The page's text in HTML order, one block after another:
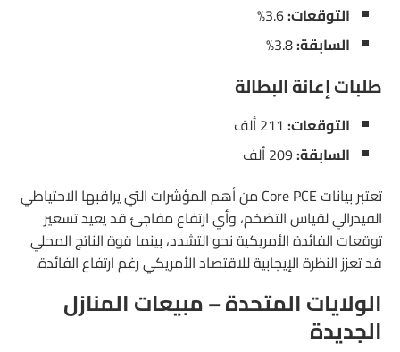
التوقعات:
السابقة:
طلبات إعانة البطالة
التوقعات:
السابقة:
تعتبر بيانات Core PCE من أهم المؤشرات التي يراقبها الاحتياطي
الفيدرالي لقياس التضخم، وأي ارتفاع مفاجئ قد يعيد تسعير
توقعات الفائدة الأمريكية نحو التشدد، بينما قوة الناتج المحلي
قد تعزز النظرة الإيجابية للاقتصاد الأمريكي رغم ارتفاع الفائدة.
الولايات المتحدة – مبيعات المنازل
الجديدة